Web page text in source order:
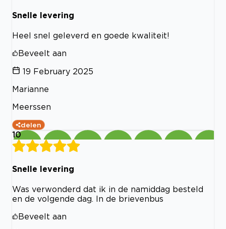
Snelle levering
Heel snel geleverd en goede kwaliteit!
Beveelt aan
19 February 2025
Marianne
Meerssen
delen
10
Snelle levering
Was verwonderd dat ik in de namiddag besteld
en de volgende dag. In de brievenbus
Beveelt aan